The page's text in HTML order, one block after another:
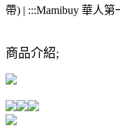
帶) | :::Mamibuy 華人
商品介紹;